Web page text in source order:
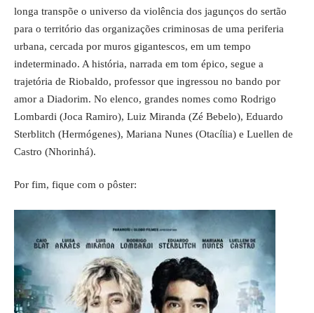
longa transpõe o universo da violência dos jagunços do sertão
para o território das organizações criminosas de uma periferia
urbana, cercada por muros gigantescos, em um tempo
indeterminado. A história, narrada em tom épico, segue a
trajetória de Riobaldo, professor que ingressou no bando por
amor a Diadorim. No elenco, grandes nomes como Rodrigo
Lombardi (Joca Ramiro), Luiz Miranda (Zé Bebelo), Eduardo
Sterblitch (Hermógenes), Mariana Nunes (Otacília) e Luellen de
Castro (Nhorinhá).
Por fim, fique com o pôster: